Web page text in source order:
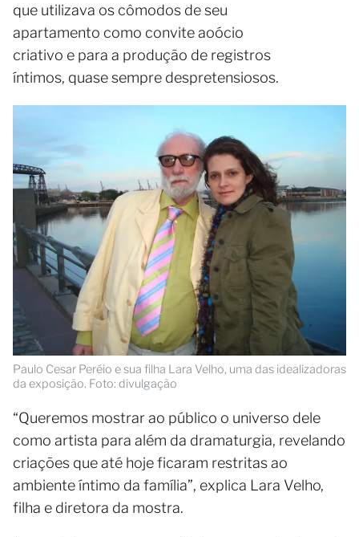
que utilizava os cômodos de seu
apartamento como convite aoócio
criativo e para a produção de registros
íntimos, quase sempre despretensiosos.
Paulo Cesar Peréio e sua filha Lara Velho, uma das idealizadoras
da exposição. Foto: divulgação
“Queremos mostrar ao público o universo dele
como artista para além da dramaturgia, revelando
criações que até hoje ficaram restritas ao
ambiente íntimo da família”, explica Lara Velho,
filha e diretora da mostra.